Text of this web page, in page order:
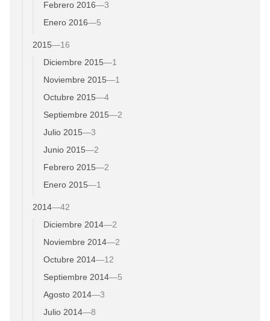
Febrero 2016—3
Enero 2016—5
2015—16
Diciembre 2015—1
Noviembre 2015—1
Octubre 2015—4
Septiembre 2015—2
Julio 2015—3
Junio 2015—2
Febrero 2015—2
Enero 2015—1
2014—42
Diciembre 2014—2
Noviembre 2014—2
Octubre 2014—12
Septiembre 2014—5
Agosto 2014—3
Julio 2014—8